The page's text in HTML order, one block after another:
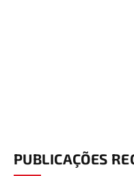
PUBLICAÇÕES